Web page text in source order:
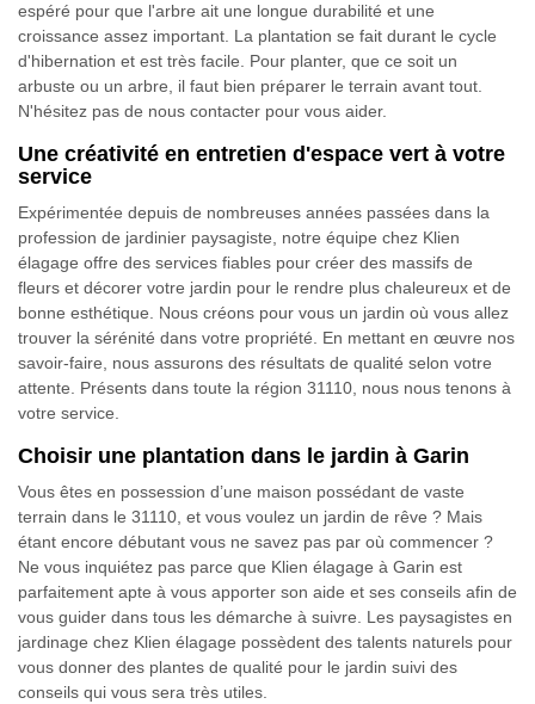
espéré pour que l'arbre ait une longue durabilité et une
croissance assez important. La plantation se fait durant le cycle
d'hibernation et est très facile. Pour planter, que ce soit un
arbuste ou un arbre, il faut bien préparer le terrain avant tout.
N'hésitez pas de nous contacter pour vous aider.
Une créativité en entretien d'espace vert à votre
service
Expérimentée depuis de nombreuses années passées dans la
profession de jardinier paysagiste, notre équipe chez Klien
élagage offre des services fiables pour créer des massifs de
fleurs et décorer votre jardin pour le rendre plus chaleureux et de
bonne esthétique. Nous créons pour vous un jardin où vous allez
trouver la sérénité dans votre propriété. En mettant en œuvre nos
savoir-faire, nous assurons des résultats de qualité selon votre
attente. Présents dans toute la région 31110, nous nous tenons à
votre service.
Choisir une plantation dans le jardin à Garin
Vous êtes en possession d’une maison possédant de vaste
terrain dans le 31110, et vous voulez un jardin de rêve ? Mais
étant encore débutant vous ne savez pas par où commencer ?
Ne vous inquiétez pas parce que Klien élagage à Garin est
parfaitement apte à vous apporter son aide et ses conseils afin de
vous guider dans tous les démarche à suivre. Les paysagistes en
jardinage chez Klien élagage possèdent des talents naturels pour
vous donner des plantes de qualité pour le jardin suivi des
conseils qui vous sera très utiles.